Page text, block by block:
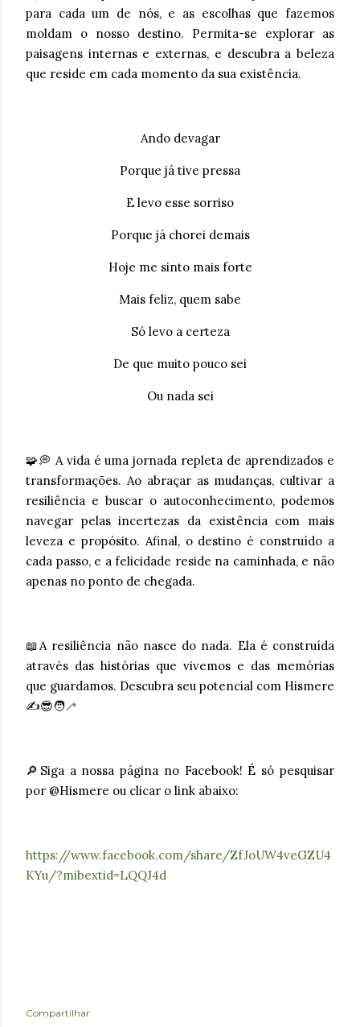
para cada um de nós, e as escolhas que fazemos
moldam o nosso destino. Permita-se explorar as
paisagens internas e externas, e descubra a beleza
que reside em cada momento da sua existência.
Ando devagar
Porque já tive pressa
E levo esse sorriso
Porque já chorei demais
Hoje me sinto mais forte
Mais feliz, quem sabe
Só levo a certeza
De que muito pouco sei
Ou nada sei
🧩💭 A vida é uma jornada repleta de aprendizados e
transformações. Ao abraçar as mudanças, cultivar a
resiliência e buscar o autoconhecimento, podemos
navegar pelas incertezas da existência com mais
leveza e propósito. Afinal, o destino é construído a
cada passo, e a felicidade reside na caminhada, e não
apenas no ponto de chegada.
📖A resiliência não nasce do nada. Ela é construída
através das histórias que vivemos e das memórias
que guardamos. Descubra seu potencial com Hismere
✍️😎🧑‍🦯
🔎Siga a nossa página no Facebook! É só pesquisar
por @Hismere ou clicar o link abaixo:
https://www.facebook.com/share/ZfJoUW4veGZU4
KYu/?mibextid=LQQJ4d
Compartilhar